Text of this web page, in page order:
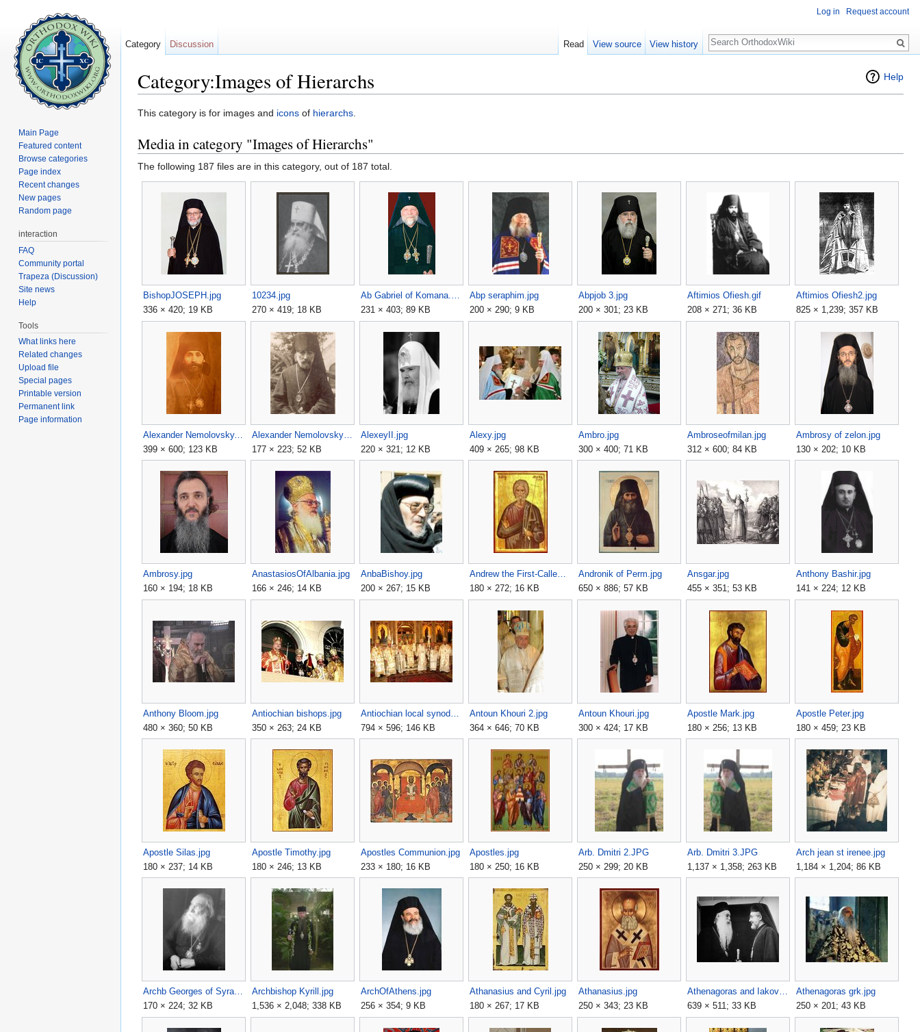
Help
Category:Images of Hierarchs
This category is for images and icons of hierarchs.
Media in category "Images of Hierarchs"
The following 187 files are in this category, out of 187 total.
BishopJOSEPH.jpg
336 × 420; 19 KB
10234.jpg
270 × 419; 18 KB
Ab Gabriel of Komana.jpg
231 × 403; 89 KB
Abp seraphim.jpg
200 × 290; 9 KB
Abpjob 3.jpg
200 × 301; 23 KB
Aftimios Ofiesh.gif
208 × 271; 36 KB
Aftimios Ofiesh2.jpg
825 × 1,239; 357 KB
Alexander Nemolovsky.jpg
399 × 600; 123 KB
177 × 223; 52 KB
AlexeyII.jpg
220 × 321; 12 KB
Alexy.jpg
409 × 265; 98 KB
Ambro.jpg
300 × 400; 71 KB
Ambroseofmilan.jpg
312 × 600; 84 KB
Ambrosy of zelon.jpg
130 × 202; 10 KB
Ambrosy.jpg
160 × 194; 18 KB
AnastasiosOfAlbania.jpg
166 × 246; 14 KB
AnbaBishoy.jpg
200 × 267; 15 KB
Andrew the First-Called.jpg
180 × 272; 16 KB
Andronik of Perm.jpg
650 × 886; 57 KB
Ansgar.jpg
455 × 351; 53 KB
Anthony Bashir.jpg
141 × 224; 12 KB
Anthony Bloom.jpg
480 × 360; 50 KB
Antiochian bishops.jpg
350 × 263; 24 KB
794 × 596; 146 KB
Antoun Khouri 2.jpg
364 × 646; 70 KB
Antoun Khouri.jpg
300 × 424; 17 KB
Apostle Mark.jpg
180 × 256; 13 KB
Apostle Peter.jpg
180 × 459; 23 KB
Apostle Silas.jpg
180 × 237; 14 KB
Apostle Timothy.jpg
180 × 246; 13 KB
Apostles Communion.jpg
233 × 180; 16 KB
Apostles.jpg
180 × 250; 16 KB
Arb. Dmitri 2.JPG
250 × 299; 20 KB
Arb. Dmitri 3.JPG
1,137 × 1,358; 263 KB
Arch jean st irenee.jpg
1,184 × 1,204; 86 KB
Archb Georges of Syracuse.jpg
170 × 224; 32 KB
Archbishop Kyrill.jpg
1,536 × 2,048; 338 KB
ArchOfAthens.jpg
256 × 354; 9 KB
Athanasius and Cyril.jpg
180 × 267; 17 KB
Athanasius.jpg
250 × 343; 23 KB
Athenagoras and Iakovos.jpg
639 × 511; 33 KB
Athenagoras grk.jpg
250 × 201; 43 KB
Log in Request account
Category Discussion Read View source View history
Search
Main Page
Featured content
Browse categories
Page index
Recent changes
New pages
Random page
interaction
FAQ
Community portal
Trapeza (Discussion)
Site news
Help
Tools
What links here
Related changes
Upload file
Special pages
Printable version
Permanent link
Page information